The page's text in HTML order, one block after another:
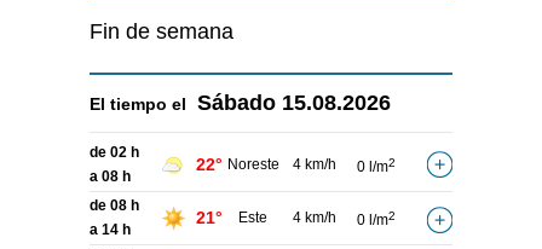
Fin de semana
El tiempo el Sábado 15.08.2026
de 02 h
a 08 h
22° Noreste 4 km/h 0 l/m2
de 08 h
a 14 h
21° Este 4 km/h 0 l/m2